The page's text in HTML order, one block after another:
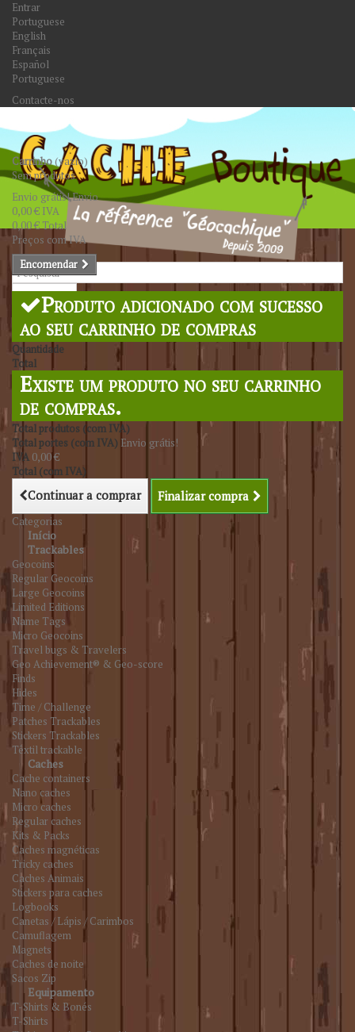
Entrar
Portuguese
English
Français
Español
Portuguese
Contacte-nos
Pesquisar
Carrinho(vazio)
Sem produtos
Envio grátis!Envio
0,00 € IVA
0,00 €Total
Preços com IVA
Encomendar
Produto adicionado com sucesso
ao seu carrinho de compras
Quantidade
Total
Existe um produto no seu carrinho
de compras.
Total produtos (com IVA)
Total portes (com IVA) Envio grátis!
IVA 0,00 €
Total (com IVA)
Continuar a comprar Finalizar compra
Categorias
Início
Trackables
Geocoins
Regular Geocoins
Large Geocoins
Limited Editions
Name Tags
Micro Geocoins
Travel bugs & Travelers
Geo Achievement® & Geo-score
Finds
Hides
Time / Challenge
Patches Trackables
Stickers Trackables
Têxtil trackable
Caches
Cache containers
Nano caches
Micro caches
Regular caches
Kits & Packs
Caches magnéticas
Tricky caches
Caches Animais
Stickers para caches
Logbooks
Canetas / Lápis / Carimbos
Camuflagem
Magnets
Caches de noite
Sacos Zip
Equipamento
T-Shirts & Bonés
T-Shirts